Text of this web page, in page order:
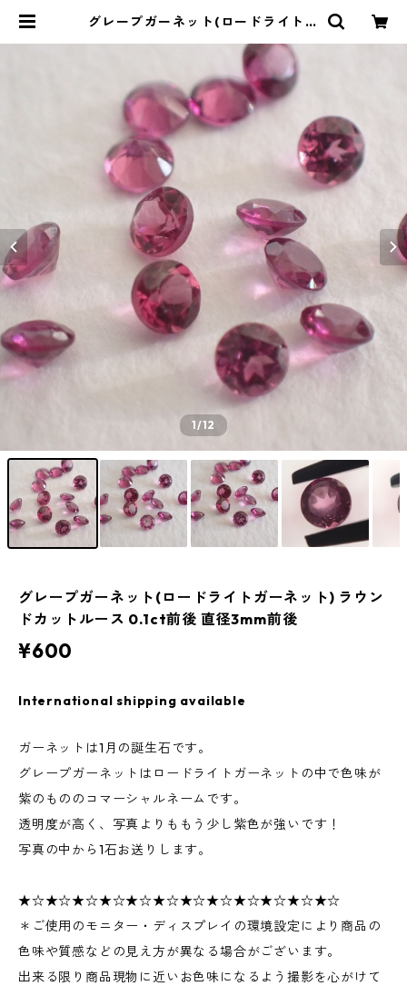
グレープガーネット(ロードライトガ
ct前後 直径3mm前後 | Le miel
1/12
グレープガーネット(ロードライトガーネット) ラウン
ドカットルース 0.1ct前後 直径3mm前後
¥600
International shipping available
ガーネットは1月の誕生石です。
グレープガーネットはロードライトガーネットの中で色味が
紫のもののコマーシャルネームです。
透明度が高く、写真よりももう少し紫色が強いです！
写真の中から1石お送りします。
★☆★☆★☆★☆★☆★☆★☆★☆★☆★☆★☆★☆
＊ご使用のモニター・ディスプレイの環境設定により商品の
色味や質感などの見え方が異なる場合がございます。
出来る限り商品現物に近いお色味になるよう撮影を心がけて